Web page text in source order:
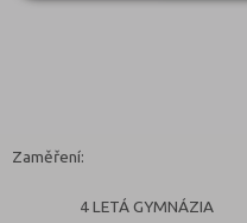
Zaměření:
4 LETÁ GYMNÁZIA